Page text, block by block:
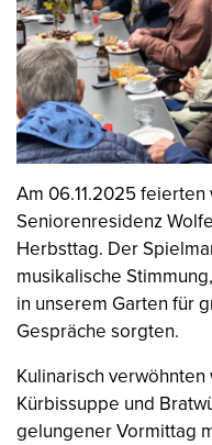
Am 06.11.2025
Seniorenresidenz
Herbsttag. Der
musikalische
in unserem Garten für
Gespräche sorgten.
Kulinarisch
Kürbissuppe und
gelungener Vormittag